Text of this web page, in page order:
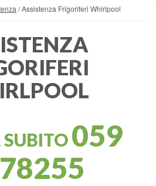
/Assistenza Frigoriferi Whirlpool
059